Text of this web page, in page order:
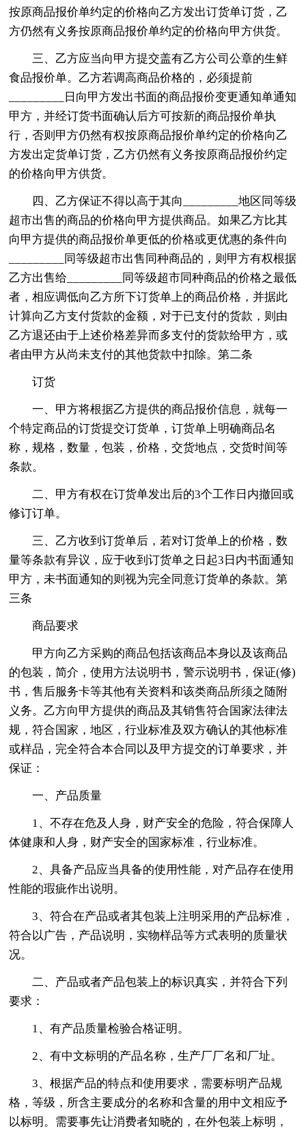
按原商品报价单约定的价格向乙方发出订货单订货，乙
方仍然有义务按原商品报价单约定的价格向甲方供货。
三、乙方应当向甲方提交盖有乙方公司公章的生鲜
食品报价单。乙方若调高商品价格的，必须提前
_________日向甲方发出书面的商品报价变更通知单通知
甲方，并经订货书面确认后方可按新的商品报价单执
行，否则甲方仍然有权按原商品报价单约定的价格向乙
方发出定货单订货，乙方仍然有义务按原商品报价约定
的价格向甲方供货。
四、乙方保证不得以高于其向_________地区同等级
超市出售的商品的价格向甲方提供商品。如果乙方比其
向甲方提供的商品报价单更低的价格或更优惠的条件向
_________同等级超市出售同种商品的，则甲方有权根据
乙方出售给_________同等级超市同种商品的价格之最低
者，相应调低向乙方所下订货单上的商品价格，并据此
计算向乙方支付货款的金额，对于已支付的货款，则由
乙方退还由于上述价格差异而多支付的货款给甲方，或
者由甲方从尚未支付的其他货款中扣除。第二条
订货
一、甲方将根据乙方提供的商品报价信息，就每一
个特定商品的订货提交订货单，订货单上明确商品名
称，规格，数量，包装，价格，交货地点，交货时间等
条款。
二、甲方有权在订货单发出后的3个工作日内撤回或
修订订单。
三、乙方收到订货单后，若对订货单上的价格，数
量等条款有异议，应于收到订货单之日起3日内书面通知
甲方，未书面通知的则视为完全同意订货单的条款。第
三条
商品要求
甲方向乙方采购的商品包括该商品本身以及该商品
的包装，简介，使用方法说明书，警示说明书，保证(修)
书，售后服务卡等其他有关资料和该类商品所须之随附
义务。乙方向甲方提供的商品及其销售符合国家法律法
规，符合国家，地区，行业标准及双方确认的其他标准
或样品，完全符合本合同以及甲方提交的订单要求，并
保证：
一、产品质量
1、不存在危及人身，财产安全的危险，符合保障人
体健康和人身，财产安全的国家标准，行业标准。
2、具备产品应当具备的使用性能，对产品存在使用
性能的瑕疵作出说明。
3、符合在产品或者其包装上注明采用的产品标准，
符合以广告，产品说明，实物样品等方式表明的质量状
况。
二、产品或者产品包装上的标识真实，并符合下列
要求：
1、有产品质量检验合格证明。
2、有中文标明的产品名称，生产厂厂名和厂址。
3、根据产品的特点和使用要求，需要标明产品规
格，等级，所含主要成分的名称和含量的用中文相应予
以标明。需要事先让消费者知晓的，在外包装上标明，